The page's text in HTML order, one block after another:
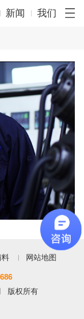
新闻 我们
料 网站地图
版权所有